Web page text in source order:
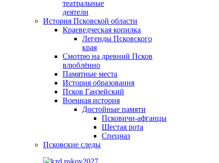
театральные
деятели
История Псковской области
Краеведческая копилка
Легенды Псковского
края
Смотрю на древний Псков
влюблённо
Памятные места
История образования
Псков Ганзейский
Военная история
Достойные памяти
Псковичи-афганцы
Шестая рота
Спецназ
Псковские следы